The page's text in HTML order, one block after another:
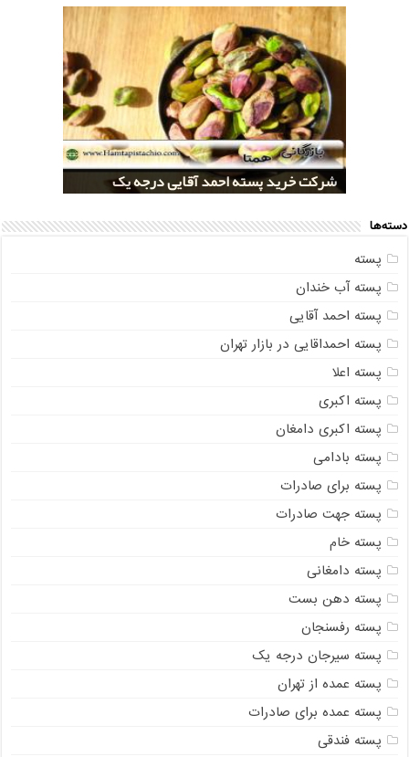
خرید کلی پسته شور اکبری صادراتی
شرکت خرید پسته احمد آقایی درجه یک
قیمت تولید پسته صادراتی رفسنجان
مراکز خريد پسته رفسنجان صادراتی
شرکت خرید پسته اکبری بسته بندی شده
دسته‌ها
پسته
پسته آب خندان
پسته احمد آقایی
پسته احمداقایی در بازار تهران
پسته اعلا
پسته اکبری
پسته اکبری دامغان
پسته بادامی
پسته برای صادرات
پسته جهت صادرات
پسته خام
پسته دامغانی
پسته دهن بست
پسته رفسنجان
پسته سیرجان درجه یک
پسته عمده از تهران
پسته عمده برای صادرات
پسته فندقی